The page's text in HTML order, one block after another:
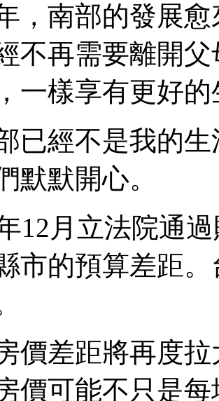
，南部的發展
不再需要離開
一樣享有更好
已經不是我的
默默開心。
12月立法院通
市的預算差距
價差距將再度
價可能不只是